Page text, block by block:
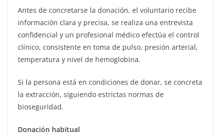
Antes de concretarse la donación, el voluntario recibe
información clara y precisa, se realiza una entrevista
confidencial y un profesional médico efectúa el control
clínico, consistente en toma de pulso, presión arterial,
temperatura y nivel de hemoglobina.
Si la persona está en condiciones de donar, se concreta
la extracción, siguiendo estrictas normas de
bioseguridad.
Donación habitual